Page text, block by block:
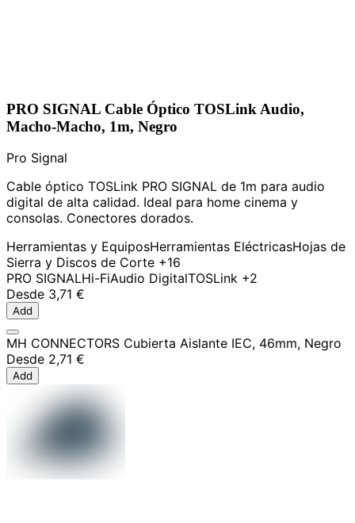
PRO SIGNAL Cable Óptico TOSLink Audio,
Macho-Macho, 1m, Negro
Pro Signal
Cable óptico TOSLink PRO SIGNAL de 1m para audio
digital de alta calidad. Ideal para home cinema y
consolas. Conectores dorados.
Herramientas y EquiposHerramientas EléctricasHojas de
Sierra y Discos de Corte +16
PRO SIGNALHi-FiAudio DigitalTOSLink +2
Desde 3,71 €
Add
MH CONNECTORS Cubierta Aislante IEC, 46mm, Negro
Desde 2,71 €
Add